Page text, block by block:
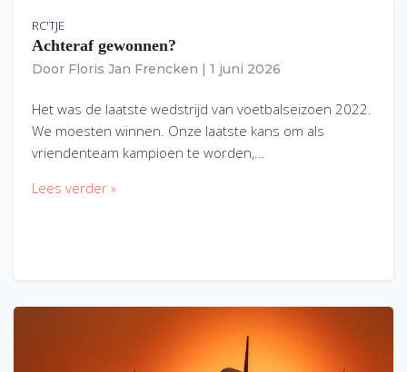
RC'TJE
Achteraf gewonnen?
Door Floris Jan Frencken 1 juni 2026
Het was de laatste wedstrijd van voetbalseizoen 2022.
We moesten winnen. Onze laatste kans om als
vriendenteam kampioen te worden,…
Lees verder »